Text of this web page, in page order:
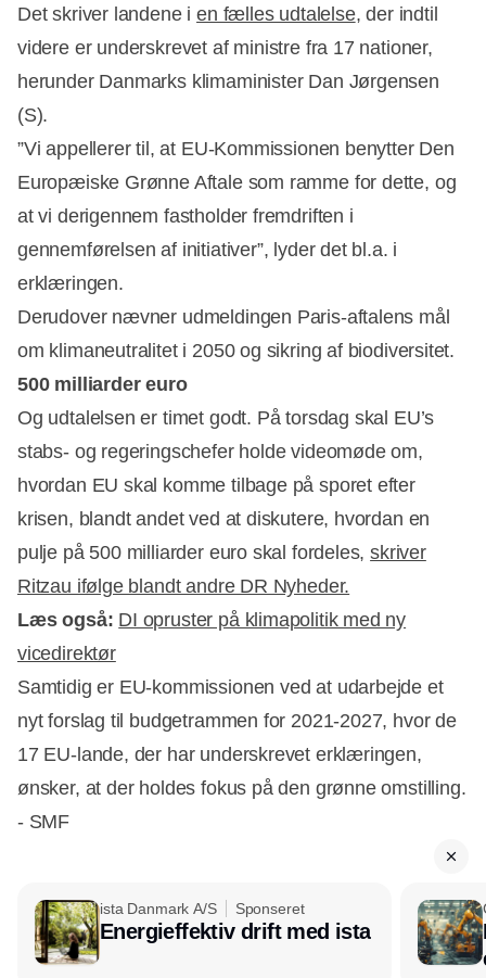
Det skriver landene ien fælles udtalelse, der indtil
videre er underskrevet af ministre fra 17 nationer,
herunder Danmarks klimaminister Dan Jørgensen
(S).
”Vi appellerer til, at EU-Kommissionen benytter Den
Europæiske Grønne Aftale som ramme for dette, og
at vi derigennem fastholder fremdriften i
gennemførelsen af initiativer”, lyder det bl.a. i
erklæringen.
Derudover nævner udmeldingen Paris-aftalens mål
om klimaneutralitet i 2050 og sikring af biodiversitet.
500 milliarder euro
Og udtalelsen er timet godt. På torsdag skal EU’s
stabs- og regeringschefer holde videomøde om,
hvordan EU skal komme tilbage på sporet efter
krisen, blandt andet ved at diskutere, hvordan en
pulje på 500 milliarder euro skal fordeles,skriver
Ritzau ifølge blandt andre DR Nyheder.
Læs også: DI opruster på klimapolitik med ny
vicedirektør
Samtidig er EU-kommissionen ved at udarbejde et
nyt forslag til budgetrammen for 2021-2027, hvor de
17 EU-lande, der har underskrevet erklæringen,
ønsker, at der holdes fokus på den grønne omstilling.
- SMF
ista Danmark A/S Sponseret
Energieffektiv drift med ista